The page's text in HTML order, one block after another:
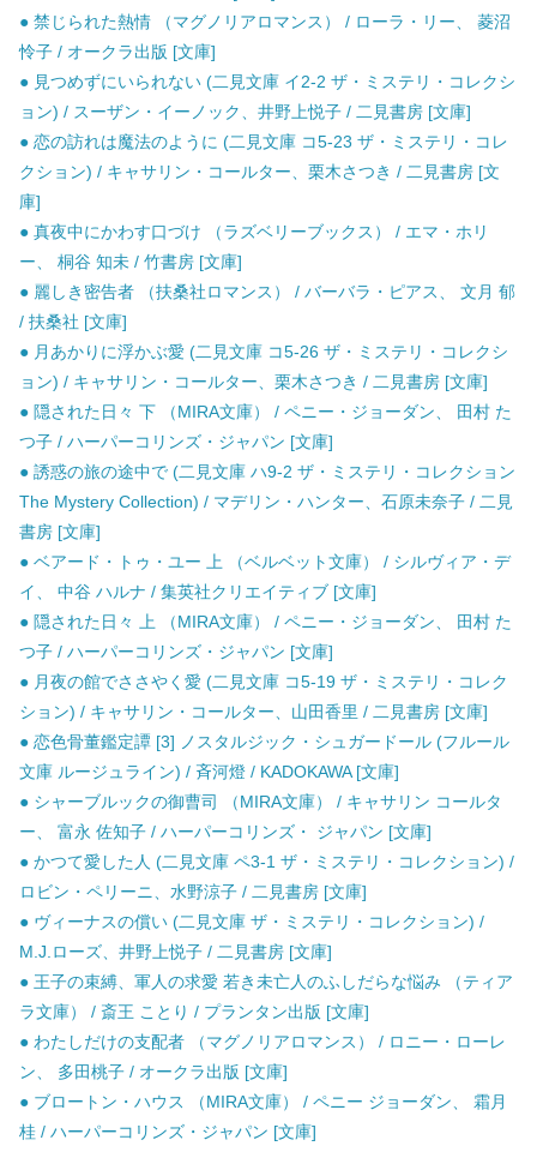
● 禁じられた熱情 （マグノリアロマンス） / ローラ・リー、 菱沼
怜子 / オークラ出版 [文庫]
● 見つめずにいられない (二見文庫 イ2-2 ザ・ミステリ・コレクシ
ョン) / スーザン・イーノック、井野上悦子 / 二見書房 [文庫]
● 恋の訪れは魔法のように (二見文庫 コ5-23 ザ・ミステリ・コレ
クション) / キャサリン・コールター、栗木さつき / 二見書房 [文
庫]
● 真夜中にかわす口づけ （ラズベリーブックス） / エマ・ホリ
ー、 桐谷 知未 / 竹書房 [文庫]
● 麗しき密告者 （扶桑社ロマンス） / バーバラ・ピアス、 文月 郁
/ 扶桑社 [文庫]
● 月あかりに浮かぶ愛 (二見文庫 コ5-26 ザ・ミステリ・コレクシ
ョン) / キャサリン・コールター、栗木さつき / 二見書房 [文庫]
● 隠された日々 下 （MIRA文庫） / ペニー・ジョーダン、 田村 た
つ子 / ハーパーコリンズ・ジャパン [文庫]
● 誘惑の旅の途中で (二見文庫 ハ9-2 ザ・ミステリ・コレクション
The Mystery Collection) / マデリン・ハンター、石原未奈子 / 二見
書房 [文庫]
● ベアード・トゥ・ユー 上 （ベルベット文庫） / シルヴィア・デ
イ、 中谷 ハルナ / 集英社クリエイティブ [文庫]
● 隠された日々 上 （MIRA文庫） / ペニー・ジョーダン、 田村 た
つ子 / ハーパーコリンズ・ジャパン [文庫]
● 月夜の館でささやく愛 (二見文庫 コ5-19 ザ・ミステリ・コレク
ション) / キャサリン・コールター、山田香里 / 二見書房 [文庫]
● 恋色骨董鑑定譚 [3] ノスタルジック・シュガードール (フルール
文庫 ルージュライン) / 斉河燈 / KADOKAWA [文庫]
● シャーブルックの御曹司 （MIRA文庫） / キャサリン コールタ
ー、 富永 佐知子 / ハーパーコリンズ・ ジャパン [文庫]
● かつて愛した人 (二見文庫 ペ3-1 ザ・ミステリ・コレクション) /
ロビン・ペリーニ、水野涼子 / 二見書房 [文庫]
● ヴィーナスの償い (二見文庫 ザ・ミステリ・コレクション) /
M.J.ローズ、井野上悦子 / 二見書房 [文庫]
● 王子の束縛、軍人の求愛 若き未亡人のふしだらな悩み （ティア
ラ文庫） / 斎王 ことり / プランタン出版 [文庫]
● わたしだけの支配者 （マグノリアロマンス） / ロニー・ローレ
ン、 多田桃子 / オークラ出版 [文庫]
● ブロートン・ハウス （MIRA文庫） / ペニー ジョーダン、 霜月
桂 / ハーパーコリンズ・ジャパン [文庫]